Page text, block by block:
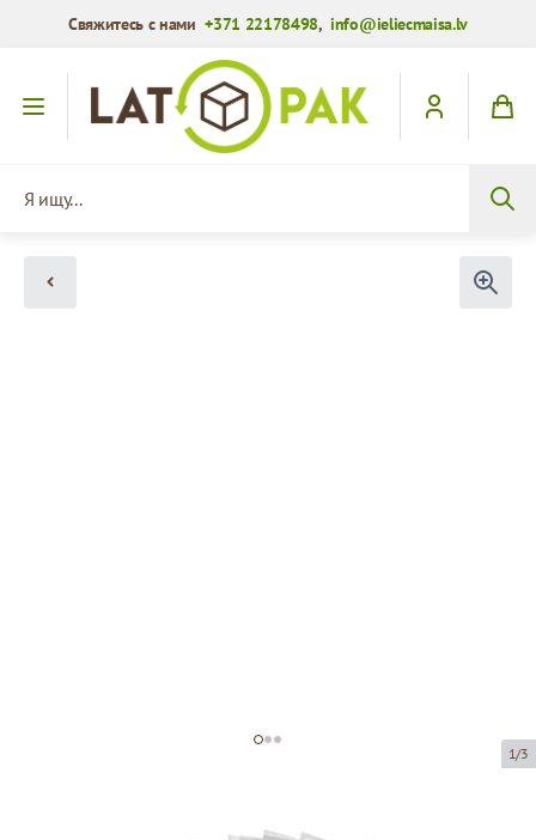
Свяжитесь с нами+371 22178498,info@ieliecmaisa.lv
Перейти к содержимому
1/3
Полипропиленовый мешок без